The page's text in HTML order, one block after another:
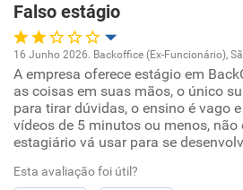
Falso estágio
Oportunidade de promoção
Ambiente de trabalho
Conciliação com a vida familiar
16 Junho 2026. Backoffice (Ex-Funcionário),
A empresa oferece estágio em
as coisas em suas mãos, o único
para tirar dúvidas, o ensino é vago
vídeos de 5 minutos ou menos,
estagiário vá usar para se
Esta avaliação foi útil?